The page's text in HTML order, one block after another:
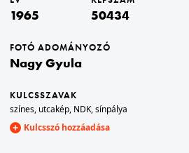
kerületi Önkormányzat) épülete.
1965 50434
FOTÓ ADOMÁNYOZÓ
Nagy Gyula
KULCSSZAVAK
színes, utcakép, NDK,sínpálya
Kulcsszó hozzáadása